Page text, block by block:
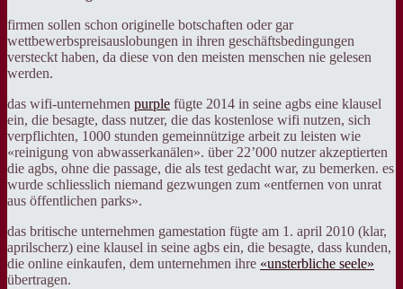
firmen sollen schon originelle botschaften oder gar
wettbewerbspreisauslobungen in ihren geschäftsbedingungen
versteckt haben, da diese von den meisten menschen nie gelesen
werden.
das wifi-unternehmen purple fügte 2014 in seine agbs eine klausel
ein, die besagte, dass nutzer, die das kostenlose wifi nutzen, sich
verpflichten, 1000 stunden gemeinnützige arbeit zu leisten wie
«reinigung von abwasserkanälen». über 22’000 nutzer akzeptierten
die agbs, ohne die passage, die als test gedacht war, zu bemerken. es
wurde schliesslich niemand gezwungen zum «entfernen von unrat
aus öffentlichen parks».
das britische unternehmen gamestation fügte am 1. april 2010 (klar,
aprilscherz) eine klausel in seine agbs ein, die besagte, dass kunden,
die online einkaufen, dem unternehmen ihre «unsterbliche seele»
übertragen.